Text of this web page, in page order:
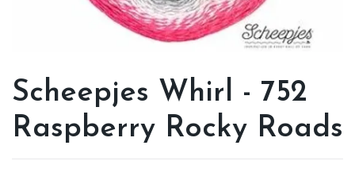
Scheepjes Whirl - 752
Raspberry Rocky Roads